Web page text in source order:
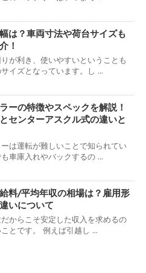
は？車両寸法や荷台サイズも
！
が利き、使いやすいということも
イズとなっています。し ...
ーの特徴やスペックを解説！
センターアスクル式の違いと
は運転が難しいことで知られてい
車庫入れやバックするの ...
料/平均年収の相場は？雇用形
いについて
からこそ安定した収入を求めるの
とです。 例えば引越し ...